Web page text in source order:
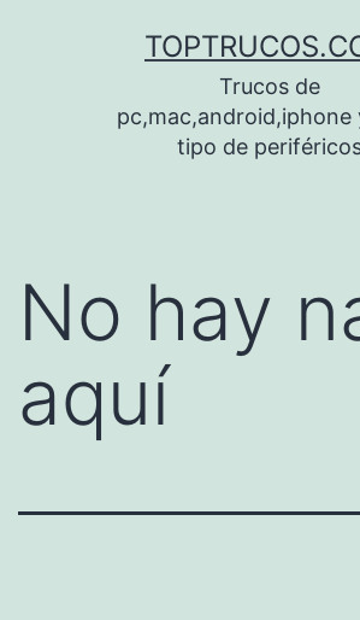
Trucos de
pc,mac,android,iphone
tipo de
No hay
aquí